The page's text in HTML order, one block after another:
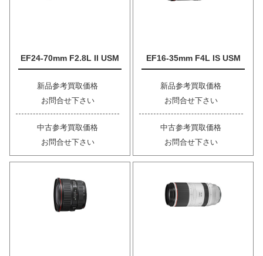
EF24-70mm F2.8L II USM
新品参考買取価格
お問合せ下さい
中古参考買取価格
お問合せ下さい
EF16-35mm F4L IS USM
新品参考買取価格
お問合せ下さい
中古参考買取価格
お問合せ下さい